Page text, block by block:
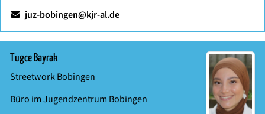
juz-bobingen@kjr-al.de
Tugce Bayrak
Streetwork Bobingen
Büro im Jugendzentrum Bobingen